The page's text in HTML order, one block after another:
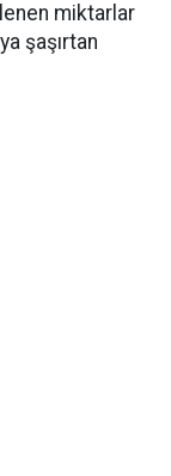
miktarlar
şaşırtan